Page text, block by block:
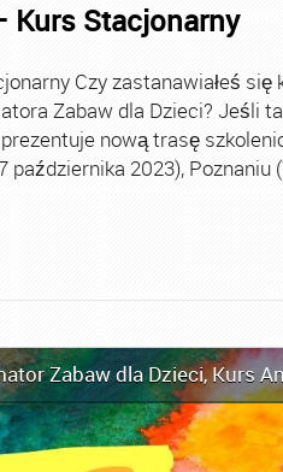
Kurs Stacjonarny
Czy zastanawiałeś
Zabaw dla Dzieci? Jeśli
nową trasę
2023), Poznaniu
Zabaw dla Dzieci,Kurs